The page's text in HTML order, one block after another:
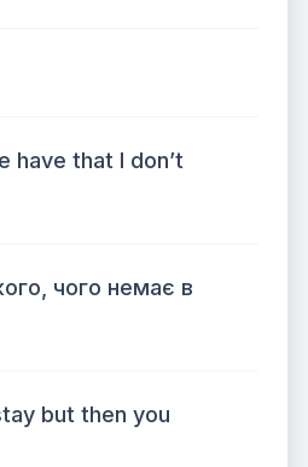
have that I don’t
чого немає в
but then you